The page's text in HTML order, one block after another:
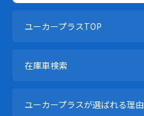
ユーカープラスTOP
在庫⾞検索
ユーカープラスが選ばれる理由